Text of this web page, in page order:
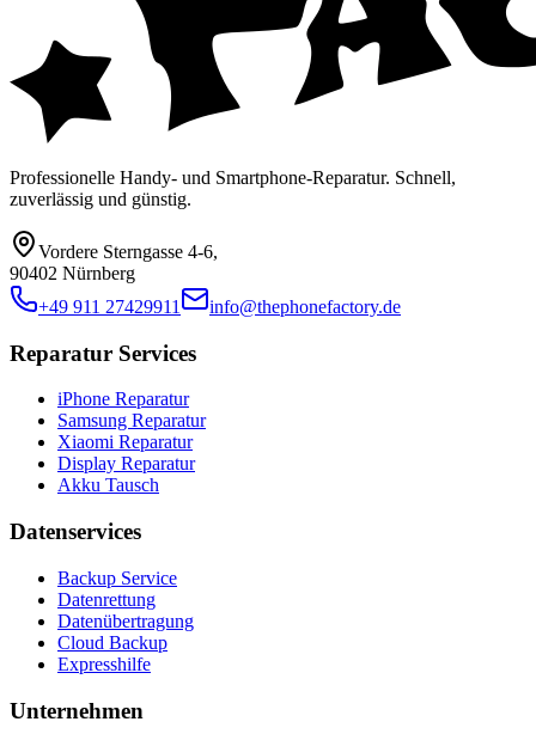
Professionelle Handy- und Smartphone-Reparatur. Schnell,
zuverlässig und günstig.
Vordere Sterngasse 4-6,
90402 Nürnberg
+49 911 27429911
info@thephonefactory.de
Reparatur Services
iPhone Reparatur
Samsung Reparatur
Xiaomi Reparatur
Display Reparatur
Akku Tausch
Datenservices
Backup Service
Datenrettung
Datenübertragung
Cloud Backup
Expresshilfe
Unternehmen